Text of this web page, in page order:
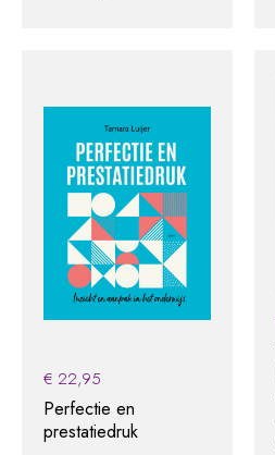
€ 22,95
Perfectie en
prestatiedruk